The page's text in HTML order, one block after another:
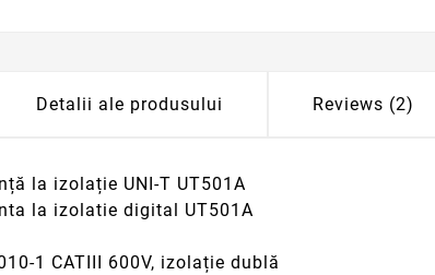
Detalii ale produsului Reviews (2)
la izolație UNI-T UT501A
la izolatie digital UT501A
1 CATIII 600V, izolație dublă